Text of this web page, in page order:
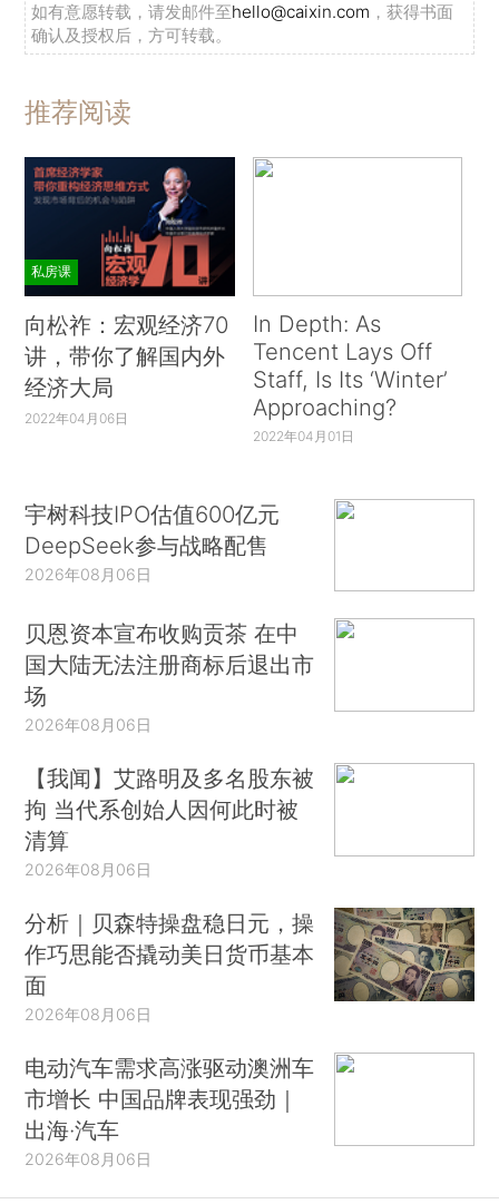
如有意愿转载，请发邮件至hello@caixin.com ，获得书面
确认及授权后，方可转载。
推荐阅读
私房课
向松祚：宏观经济70
讲，带你了解国内外
经济大局
2022年04月06日
In Depth: As
Tencent Lays Off
Staff, Is Its ‘Winter’
Approaching?
2022年04月01日
宇树科技IPO估值600亿元
DeepSeek参与战略配售
2026年08月06日
贝恩资本宣布收购贡茶 在中
国大陆无法注册商标后退出市
场
2026年08月06日
【我闻】艾路明及多名股东被
拘 当代系创始人因何此时被
清算
2026年08月06日
分析｜贝森特操盘稳日元，操
作巧思能否撬动美日货币基本
面
2026年08月06日
电动汽车需求高涨驱动澳洲车
市增长 中国品牌表现强劲｜
出海·汽车
2026年08月06日